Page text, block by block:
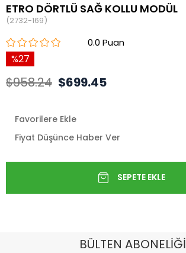
ETRO DÖRTLÜ SAĞ KOLLU MODÜL
(2732-169)
0.0
27
$958.24 $699.45
Favorilere Ekle
Fiyat Düşünce Haber Ver
BÜLTEN ABONELİĞİ